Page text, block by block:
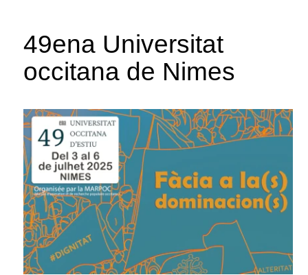
49ena Universitat
occitana de Nimes